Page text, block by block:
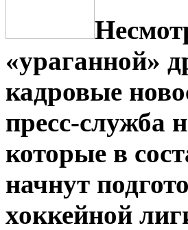
«ураганной»
кадровые
пресс-служба
которые в
начнут
хоккейной